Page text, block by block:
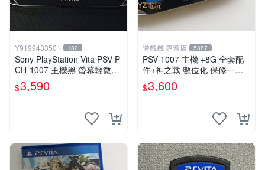
Y9199433501 132
Sony PlayStation Vita PSV P
CH-1007 主機黑 螢幕輕微老
化 可安裝遊戲 系統3.74書
$3,590
遊戲機 專賣店 5387
PSV 1007 主機 +8G 全套配
件+神之戰 數位化 保修一年
品質有保障 psvita
$3,600